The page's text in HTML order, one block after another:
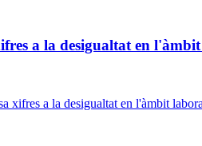
a la desigualtat en